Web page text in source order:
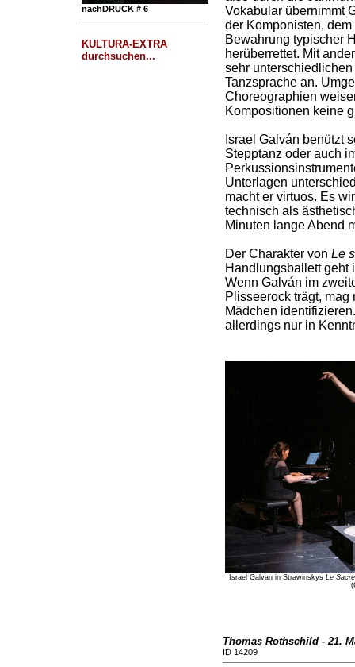
nachDRUCK # 6
KULTURA-EXTRA
durchsuchen...
Vokabular übernimmt
der Komponisten,
Bewahrung typischer
herüberrettet. Mit
sehr
Tanzsprache an.
Choreographien
Kompositionen keine
Israel Galván benützt
Stepptanz oder auch
Unterlagen
macht er virtuos. Es
technisch als
Minuten lange Abend
Der Charakter von Le
Handlungsballett geht
Wenn Galván im
Plisseerock trägt, mag
Mädchen
allerdings nur in
Israel Galvan in Strawinskys Le
Thomas Rothschild - 21.
ID 14209